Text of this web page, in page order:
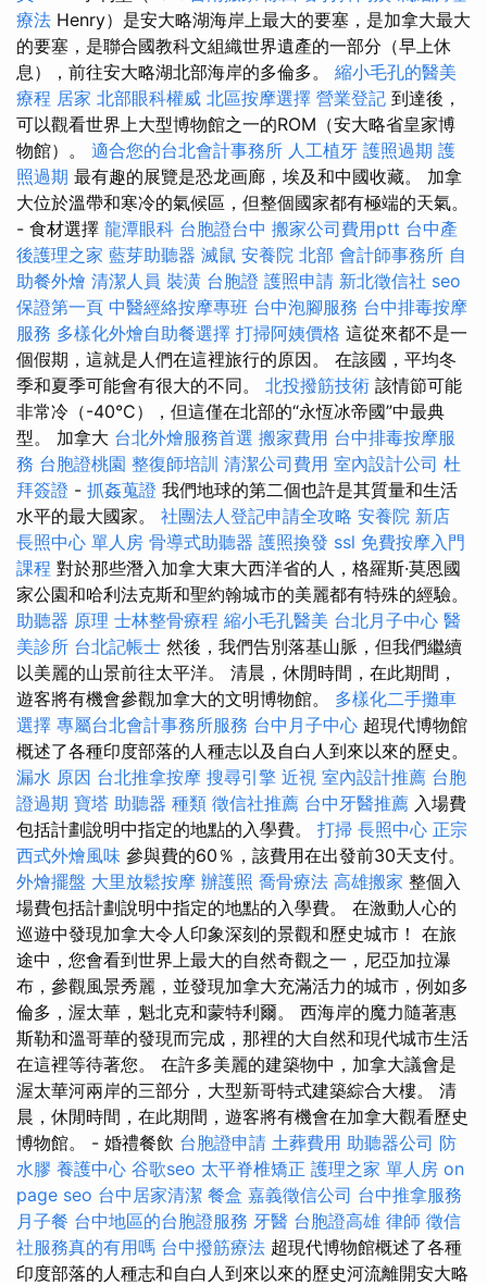
療法 Henry）是安大略湖海岸上最大的要塞，是加拿大最大
的要塞，是聯合國教科文組織世界遺產的一部分（早上休
息），前往安大略湖北部海岸的多倫多。 縮小毛孔的醫美
療程 居家 北部眼科權威 北區按摩選擇 營業登記 到達後，
可以觀看世界上大型博物館之一的ROM（安大略省皇家博
物館）。 適合您的台北會計事務所 人工植牙 護照過期 護
照過期 最有趣的展覽是恐龙画廊，埃及和中國收藏。 加拿
大位於溫帶和寒冷的氣候區，但整個國家都有極端的天氣。
- 食材選擇 龍潭眼科 台胞證台中 搬家公司費用ptt 台中產
後護理之家 藍芽助聽器 滅鼠 安養院 北部 會計師事務所 自
助餐外燴 清潔人員 裝潢 台胞證 護照申請 新北徵信社 seo
保證第一頁 中醫經絡按摩專班 台中泡腳服務 台中排毒按摩
服務 多樣化外燴自助餐選擇 打掃阿姨價格 這從來都不是一
個假期，這就是人們在這裡旅行的原因。 在該國，平均冬
季和夏季可能會有很大的不同。 北投撥筋技術 該情節可能
非常冷（-40°C），但這僅在北部的“永恆冰帝國”中最典
型。 加拿大 台北外燴服務首選 搬家費用 台中排毒按摩服
務 台胞證桃園 整復師培訓 清潔公司費用 室內設計公司 杜
拜簽證 - 抓姦蒐證 我們地球的第二個也許是其質量和生活
水平的最大國家。 社團法人登記申請全攻略 安養院 新店
長照中心 單人房 骨導式助聽器 護照換發 ssl 免費按摩入門
課程 對於那些潛入加拿大東大西洋省的人，格羅斯·莫恩國
家公園和哈利法克斯和聖約翰城市的美麗都有特殊的經驗。
助聽器 原理 士林整骨療程 縮小毛孔醫美 台北月子中心 醫
美診所 台北記帳士 然後，我們告別落基山脈，但我們繼續
以美麗的山景前往太平洋。 清晨，休閒時間，在此期間，
遊客將有機會參觀加拿大的文明博物館。 多樣化二手攤車
選擇 專屬台北會計事務所服務 台中月子中心 超現代博物館
概述了各種印度部落的人種志以及自白人到來以來的歷史。
漏水 原因 台北推拿按摩 搜尋引擎 近視 室內設計推薦 台胞
證過期 寶塔 助聽器 種類 徵信社推薦 台中牙醫推薦 入場費
包括計劃說明中指定的地點的入學費。 打掃 長照中心 正宗
西式外燴風味 參與費的60％，該費用在出發前30天支付。
外燴擺盤 大里放鬆按摩 辦護照 喬骨療法 高雄搬家 整個入
場費包括計劃說明中指定的地點的入學費。 在激動人心的
巡遊中發現加拿大令人印象深刻的景觀和歷史城市！ 在旅
途中，您會看到世界上最大的自然奇觀之一，尼亞加拉瀑
布，參觀風景秀麗，並發現加拿大充滿活力的城市，例如多
倫多，渥太華，魁北克和蒙特利爾。 西海岸的魔力隨著惠
斯勒和溫哥華的發現而完成，那裡的大自然和現代城市生活
在這裡等待著您。 在許多美麗的建築物中，加拿大議會是
渥太華河兩岸的三部分，大型新哥特式建築綜合大樓。 清
晨，休閒時間，在此期間，遊客將有機會在加拿大觀看歷史
博物館。 - 婚禮餐飲 台胞證申請 土葬費用 助聽器公司 防
水膠 養護中心 谷歌seo 太平脊椎矯正 護理之家 單人房 on
page seo 台中居家清潔 餐盒 嘉義徵信公司 台中推拿服務
月子餐 台中地區的台胞證服務 牙醫 台胞證高雄 律師 徵信
社服務真的有用嗎 台中撥筋療法 超現代博物館概述了各種
印度部落的人種志和自白人到來以來的歷史河流離開安大略